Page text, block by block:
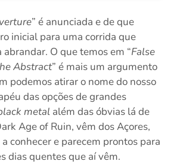
” é anunciada e de que
inicial para uma corrida que
abrandar. O que temos em “False
Abstract” é mais um argumento
podemos atirar o nome do nosso
das opções de grandes
metalalém das óbvias lá de
Age of Ruin, vêm dos Açores,
conhecer e parecem prontos para
dias quentes que aí vêm.